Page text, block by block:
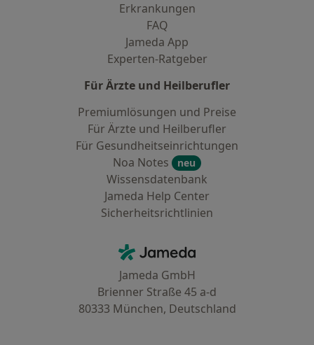
Erkrankungen
FAQ
Jameda App
Experten-Ratgeber
Für Ärzte und Heilberufler
Premiumlösungen und Preise
Für Ärzte und Heilberufler
Für Gesundheitseinrichtungen
Noa Notes
neu
Wissensdatenbank
Jameda Help Center
Sicherheitsrichtlinien
Jameda - Startseite
Jameda GmbH
Brienner Straße 45 a-d
80333 München, Deutschland